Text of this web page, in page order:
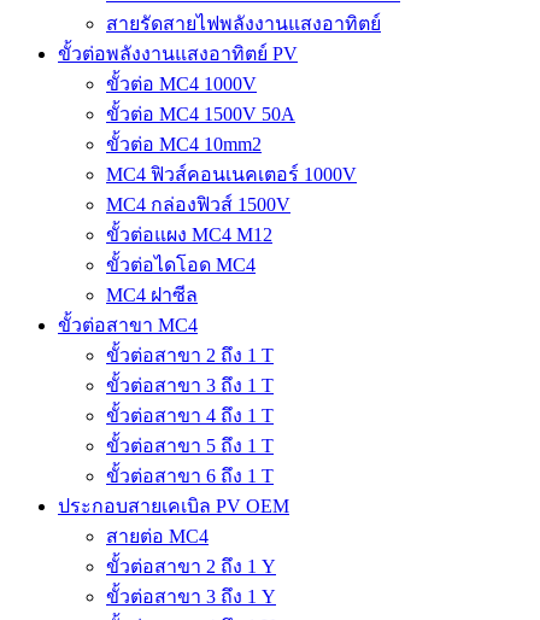
สายรัดสายไฟพลังงานแสงอาทิตย์
ขั้วต่อพลังงานแสงอาทิตย์ PV
ขั้วต่อ MC4 1000V
ขั้วต่อ MC4 1500V 50A
ขั้วต่อ MC4 10mm2
MC4 ฟิวส์คอนเนคเตอร์ 1000V
MC4 กล่องฟิวส์ 1500V
ขั้วต่อแผง MC4 M12
ขั้วต่อไดโอด MC4
MC4 ฝาซีล
ขั้วต่อสาขา MC4
ขั้วต่อสาขา 2 ถึง 1 T
ขั้วต่อสาขา 3 ถึง 1 T
ขั้วต่อสาขา 4 ถึง 1 T
ขั้วต่อสาขา 5 ถึง 1 T
ขั้วต่อสาขา 6 ถึง 1 T
ประกอบสายเคเบิล PV OEM
สายต่อ MC4
ขั้วต่อสาขา 2 ถึง 1 Y
ขั้วต่อสาขา 3 ถึง 1 Y